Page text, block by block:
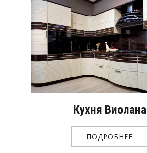
Кухня Виолана
ПОДРОБНЕЕ